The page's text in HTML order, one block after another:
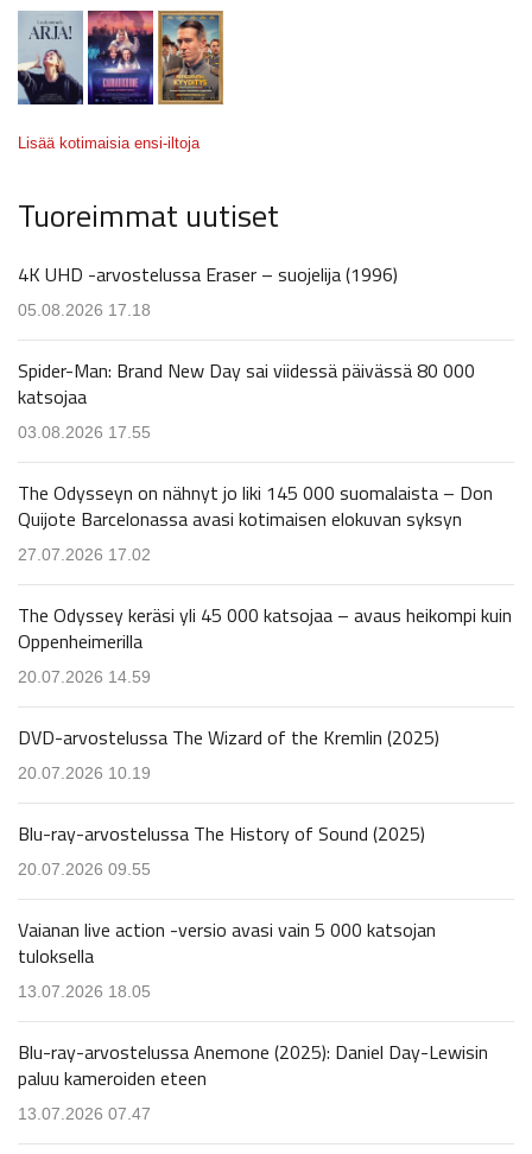
Lisää kotimaisia ensi-iltoja
Tuoreimmat uutiset
4K UHD -arvostelussa Eraser – suojelija (1996)
05.08.2026 17.18
Spider-Man: Brand New Day sai viidessä päivässä 80 000
katsojaa
03.08.2026 17.55
The Odysseyn on nähnyt jo liki 145 000 suomalaista – Don
Quijote Barcelonassa avasi kotimaisen elokuvan syksyn
27.07.2026 17.02
The Odyssey keräsi yli 45 000 katsojaa – avaus heikompi kuin
Oppenheimerilla
20.07.2026 14.59
DVD-arvostelussa The Wizard of the Kremlin (2025)
20.07.2026 10.19
Blu-ray-arvostelussa The History of Sound (2025)
20.07.2026 09.55
Vaianan live action -versio avasi vain 5 000 katsojan
tuloksella
13.07.2026 18.05
Blu-ray-arvostelussa Anemone (2025): Daniel Day-Lewisin
paluu kameroiden eteen
13.07.2026 07.47